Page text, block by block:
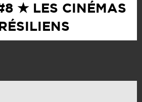
★ LES CINÉMAS